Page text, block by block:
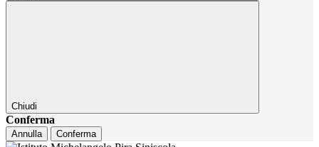
Chiudi
Conferma
Annulla Conferma